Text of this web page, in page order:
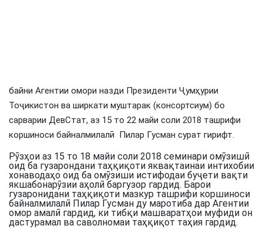
байни Агентии омори назди Президенти Ҷумҳурии
Тоҷикистон ва ширкати муштарак (консортсиум) бо
сарварии ДевСтат, аз 15 то 22 майи соли 2018 ташрифи
коршиноси байналмилалӣ Пилар Гусман сурат гирифт.
Рӯзҳои аз 15 то 18 майи соли 2018 семинари омӯзишӣ
оид ба гузарондани таҳқиқоти яквақтаинаи интихобии
хонаводаҳо оид ба омӯзиши истифодаи буҷети вақти
якшабонарӯзии аҳолӣ баргузор гардид. Барои
гузаронидани таҳқиқоти мазкур ташрифи коршиноси
байналмилалӣ Пилар Гусман ду маротиба дар Агентии
омор амалӣ гардид, ки тибқи машваратҳои муфиди он
дастурамал ва саволномаи таҳқиқот таҳия гардид.